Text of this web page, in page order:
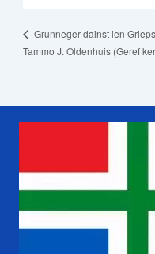
Grunneger dainst ien
Tammo J. Oldenhuis (Geref